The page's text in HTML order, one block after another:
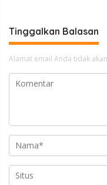
a
s
i
p
s
Tinggalkan Balasan
Alamat email Anda tidak